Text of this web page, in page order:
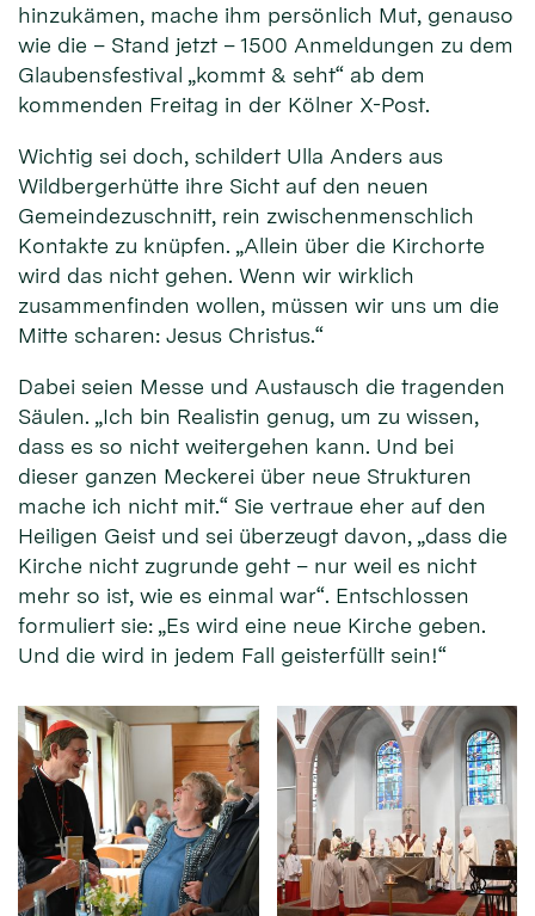
hinzukämen, mache ihm persönlich Mut, genauso
wie die – Stand jetzt – 1500 Anmeldungen zu dem
Glaubensfestival „kommt & seht“ ab dem
kommenden Freitag in der Kölner X-Post.
Wichtig sei doch, schildert Ulla Anders aus
Wildbergerhütte ihre Sicht auf den neuen
Gemeindezuschnitt, rein zwischenmenschlich
Kontakte zu knüpfen. „Allein über die Kirchorte
wird das nicht gehen. Wenn wir wirklich
zusammenfinden wollen, müssen wir uns um die
Mitte scharen: Jesus Christus.“
Dabei seien Messe und Austausch die tragenden
Säulen. „Ich bin Realistin genug, um zu wissen,
dass es so nicht weitergehen kann. Und bei
dieser ganzen Meckerei über neue Strukturen
mache ich nicht mit.“ Sie vertraue eher auf den
Heiligen Geist und sei überzeugt davon, „dass die
Kirche nicht zugrunde geht – nur weil es nicht
mehr so ist, wie es einmal war“. Entschlossen
formuliert sie: „Es wird eine neue Kirche geben.
Und die wird in jedem Fall geisterfüllt sein!“